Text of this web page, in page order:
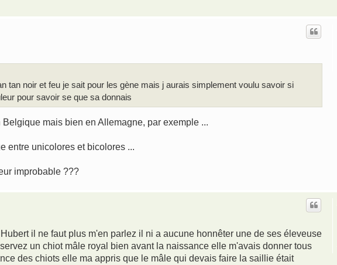
tan noir et feu je sait pour les gène mais j aurais simplement voulu savoir si
pour savoir se que sa donnais
mais bien en Allemagne, par exemple ...
entre unicolores et bicolores ...
improbable ???
il ne faut plus m'en parlez il ni a aucune honnêter une de ses éleveuse
un chiot mâle royal bien avant la naissance elle m'avais donner tous
des chiots elle ma appris que le mâle qui devais faire la saillie était